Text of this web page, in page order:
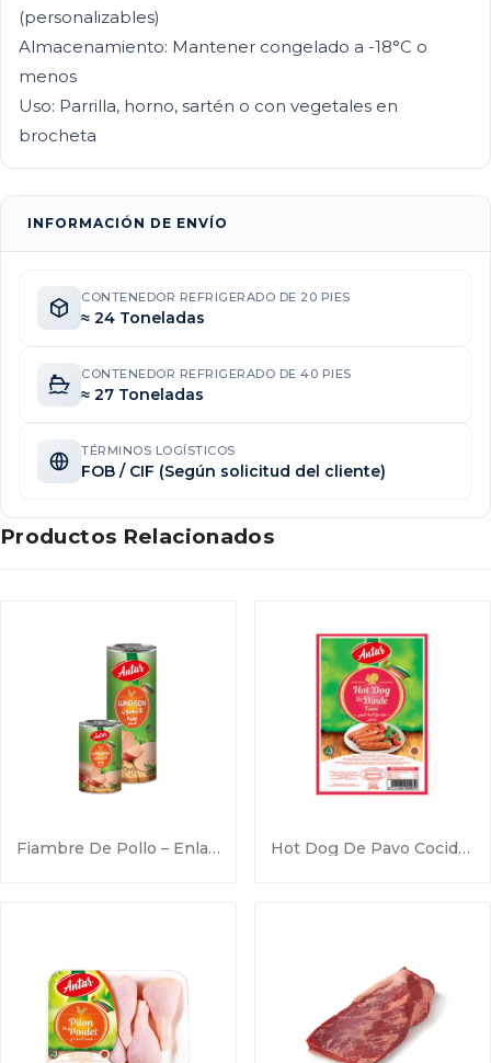
(personalizables)
Almacenamiento: Mantener congelado a -18°C o
menos
Uso: Parrilla, horno, sartén o con vegetales en
brocheta
INFORMACIÓN DE ENVÍO
CONTENEDOR REFRIGERADO DE 20 PIES
≈ 24 Toneladas
CONTENEDOR REFRIGERADO DE 40 PIES
≈ 27 Toneladas
TÉRMINOS LOGÍSTICOS
FOB / CIF (Según solicitud del cliente)
Productos Relacionados
Fiambre De Pollo – Enlatado 350g / 600g / 1700g Hot Dog De Pavo Cocido Ahumado – 250g